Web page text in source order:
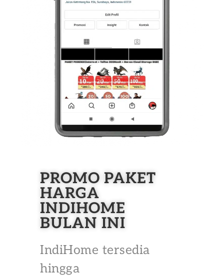
PROMO PAKET
HARGA
INDIHOME
BULAN INI
IndiHome tersedia
hingga